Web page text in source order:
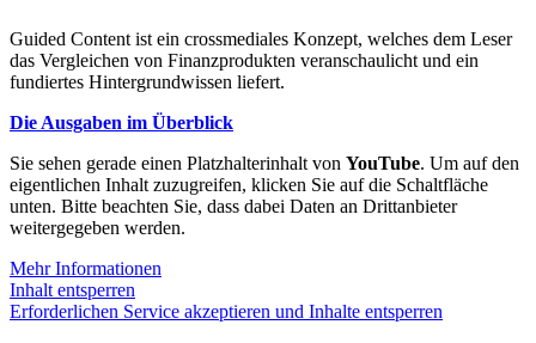
Guided Content ist ein crossmediales Konzept, welches dem Leser
das Vergleichen von Finanzprodukten veranschaulicht und ein
fundiertes Hintergrundwissen liefert.
Die Ausgaben im Überblick
Sie sehen gerade einen Platzhalterinhalt von YouTube. Um auf den
eigentlichen Inhalt zuzugreifen, klicken Sie auf die Schaltfläche
unten. Bitte beachten Sie, dass dabei Daten an Drittanbieter
weitergegeben werden.
Mehr Informationen
Inhalt entsperren
Erforderlichen Service akzeptieren und Inhalte entsperren